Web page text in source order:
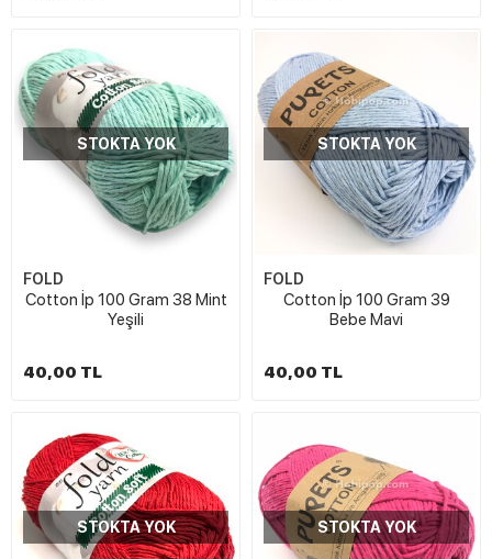
STOKTA YOK
FOLD
Cotton İp 100 Gram 38 Mint
Yeşili
40,00 TL
STOKTA YOK
FOLD
Cotton İp 100 Gram 39
Bebe Mavi
40,00 TL
STOKTA YOK STOKTA YOK